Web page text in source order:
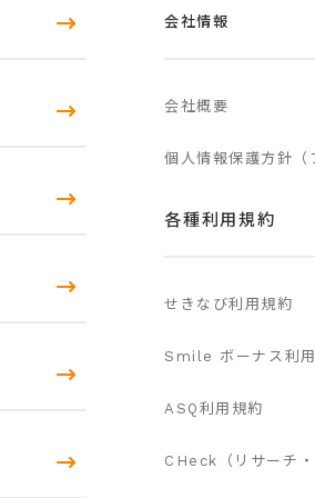
会社情報
会社概要
個人情報保護方針（
各種利用規約
せきなび利用規約
Smile ボーナス利
ASQ利用規約
CHeck（リサーチ